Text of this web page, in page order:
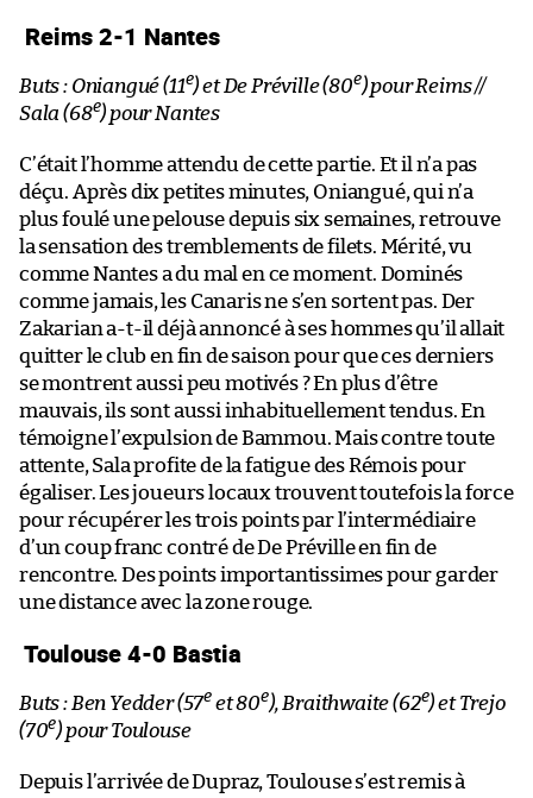
Reims 2-1 Nantes
Buts : Oniangué (11e) et De Préville (80e) pour Reims //
Sala (68e) pour Nantes
C’était l’homme attendu de cette partie. Et il n’a pas
déçu. Après dix petites minutes, Oniangué, qui n’a
plus foulé une pelouse depuis six semaines, retrouve
la sensation des tremblements de filets. Mérité, vu
comme Nantes a du mal en ce moment. Dominés
comme jamais, les Canaris ne s’en sortent pas. Der
Zakarian a-t-il déjà annoncé à ses hommes qu’il allait
quitter le club en fin de saison pour que ces derniers
se montrent aussi peu motivés ? En plus d’être
mauvais, ils sont aussi inhabituellement tendus. En
témoigne l’expulsion de Bammou. Mais contre toute
attente, Sala profite de la fatigue des Rémois pour
égaliser. Les joueurs locaux trouvent toutefois la force
pour récupérer les trois points par l’intermédiaire
d’un coup franc contré de De Préville en fin de
rencontre. Des points importantissimes pour garder
une distance avec la zone rouge.
Toulouse 4-0 Bastia
Buts : Ben Yedder (57e et 80e), Braithwaite (62e) et Trejo
(70e) pour Toulouse
Depuis l’arrivée de Dupraz, Toulouse s’est remis à